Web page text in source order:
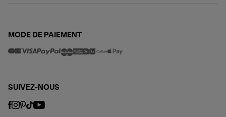
MODE DE PAIEMENT
SUIVEZ-NOUS